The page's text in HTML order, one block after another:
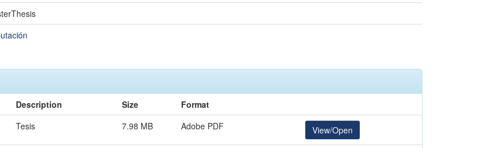
Description Size
Format
Tesis 7.98 MB Adobe PDF View/Open